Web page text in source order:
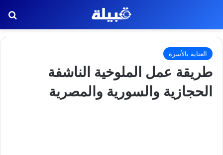
العناية بالأسرة
طريقة عمل الملوخية الناشفة
الحجازية والسورية والمصرية